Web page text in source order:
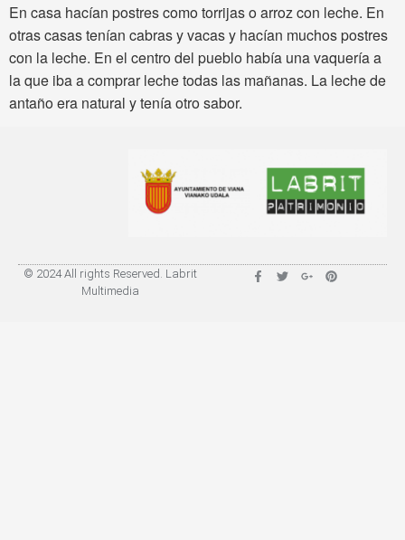
En casa hacían postres como torrijas o arroz con leche. En
otras casas tenían cabras y vacas y hacían muchos postres
con la leche. En el centro del pueblo había una vaquería a
la que iba a comprar leche todas las mañanas. La leche de
antaño era natural y tenía otro sabor.
© 2024 All rights Reserved. Labrit
Multimedia